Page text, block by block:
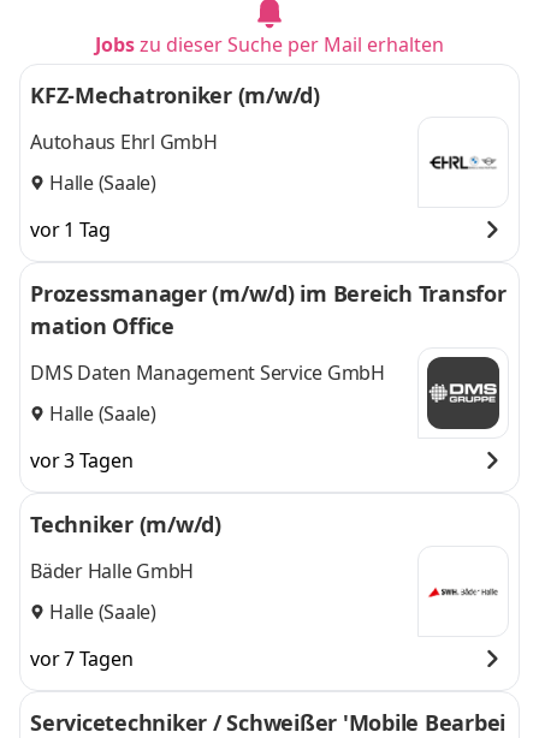
Jobszu dieser Suche per Mail erhalten
KFZ-Mechatroniker (m/w/d)
Autohaus Ehrl GmbH
Halle (Saale)
vor 1 Tag
Prozessmanager (m/w/d) im Bereich Transfor
mation Office
DMS Daten Management Service GmbH
Halle (Saale)
vor 3 Tagen
Techniker (m/w/d)
Bäder Halle GmbH
Halle (Saale)
vor 7 Tagen
Servicetechniker / Schweißer 'Mobile Bearbei